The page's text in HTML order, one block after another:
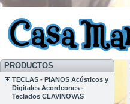
PRODUCTOS
TECLAS - PIANOS Acústicos y
Digitales Acordeones -
Teclados CLAVINOVAS